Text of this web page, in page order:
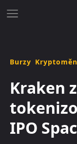
Burzy
Kraken
IPO